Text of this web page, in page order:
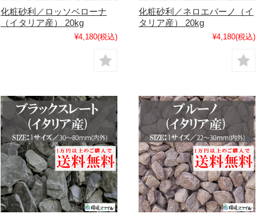
化粧砂利／ロッソベローナ
（イタリア産） 20kg
¥4,180(税込)
化粧砂利／ネロエバーノ（イ
タリア産） 20kg
¥4,180(税込)